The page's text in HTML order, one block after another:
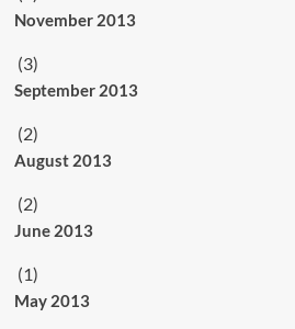
November 2013
(3)
September 2013
(2)
August 2013
(2)
June 2013
(1)
May 2013